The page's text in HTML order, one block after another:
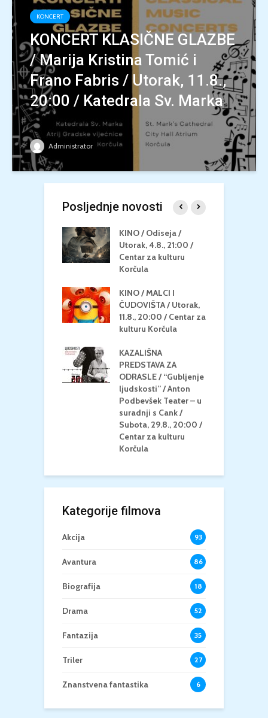
KONCERT
KONCERT KLASIČNE GLAZBE
/ Marija Kristina Tomić i
Frano Fabris / Utorak, 11.8.,
20:00 / Katedrala Sv. Marka
Administrator
Posljednje novosti
KINO / Odiseja /
Utorak, 4.8., 21:00 /
Centar za kulturu
Korčula
KINO / MALCI I
ČUDOVIŠTA / Utorak,
11.8., 20:00 / Centar za
kulturu Korčula
KAZALIŠNA
PREDSTAVA ZA
ODRASLE / “Gubljenje
ljudskosti” / Anton
Podbevšek Teater – u
suradnji s Cank /
Subota, 29.8., 20:00 /
Centar za kulturu
Korčula
Kategorije filmova
Akcija 93
Avantura 86
Biografija 18
Drama 52
Fantazija 35
Triler 27
Znanstvena fantastika 6